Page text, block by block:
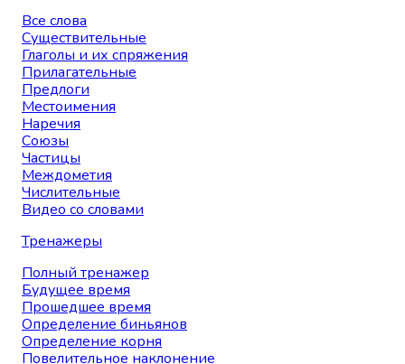
Все слова
Существительные
Глаголы и их спряжения
Прилагательные
Предлоги
Местоимения
Наречия
Союзы
Частицы
Междометия
Числительные
Видео со словами
Тренажеры
Полный тренажер
Будущее время
Прошедшее время
Определение биньянов
Определение корня
Повелительное наклонение